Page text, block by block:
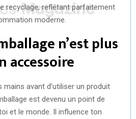
recyclage, reflétant parfaitement
moderne.
n’est plus
accessoire
avant d’utiliser un produit
est devenu un point de
et le monde. Il influence ton